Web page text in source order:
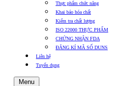
Thực phẩm chức năng
Khai báo hóa chất
Kiểm tra chất lượng
ISO 22000 THỰC PHẨM
CHỨNG NHẬN FDA
ĐĂNG KÍ MÃ SỐ DUNS
Liên hệ
Tuyển dụng
Menu